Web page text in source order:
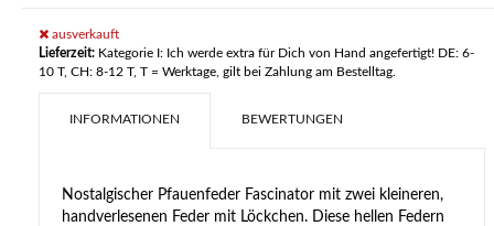
ausverkauft
Lieferzeit: Kategorie I: Ich werde extra für Dich von Hand angefertigt! DE: 6-
10 T, CH: 8-12 T, T = Werktage, gilt bei Zahlung am Bestelltag.
INFORMATIONEN BEWERTUNGEN
Nostalgischer Pfauenfeder Fascinator mit zwei kleineren,
handverlesenen Feder mit Löckchen. Diese hellen Federn